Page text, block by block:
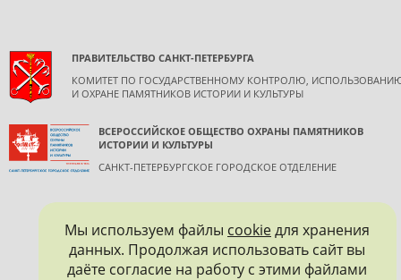
ПРАВИТЕЛЬСТВО САНКТ-ПЕТЕРБУРГА
КОМИТЕТ ПО ГОСУДАРСТВЕННОМУ КОНТРОЛЮ,
И ОХРАНЕ ПАМЯТНИКОВ ИСТОРИИ И КУЛЬТУРЫ
ВСЕРОССИЙСКОЕ ОБЩЕСТВО ОХРАНЫ ПАМЯТНИКОВ
ИСТОРИИ И КУЛЬТУРЫ
САНКТ-ПЕТЕРБУРГСКОЕ ГОРОДСКОЕ ОТДЕЛЕНИЕ
Мы используем файлы cookieдля хранения
данных. Продолжая использовать сайт вы
даёте согласие на работу с этими файлами